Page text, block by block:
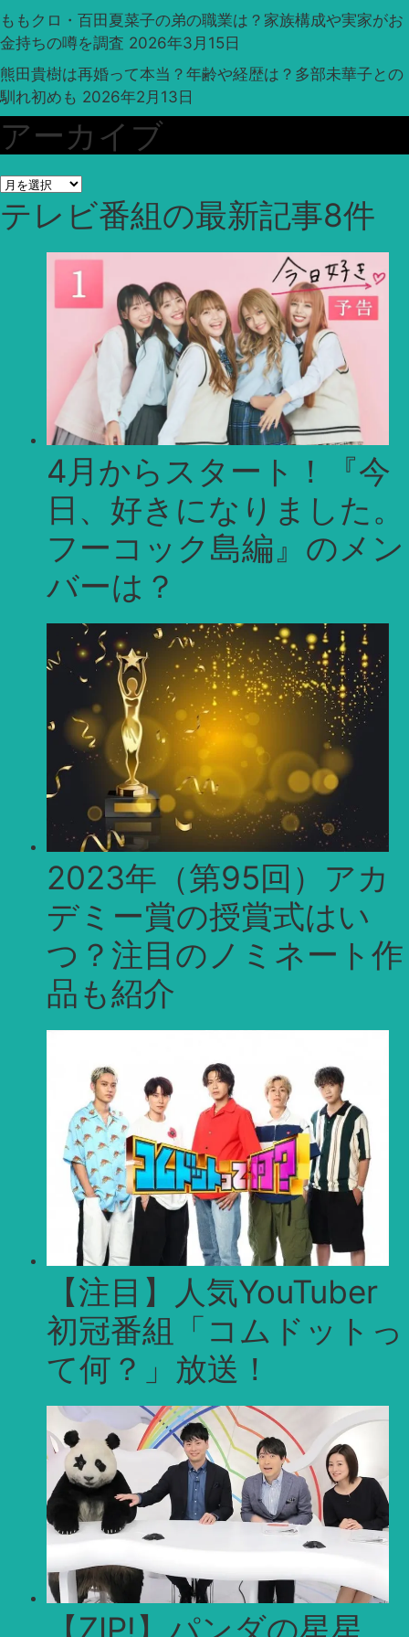
ももクロ・百田夏菜子の弟の職業は？家族構成や実家がお
金持ちの噂を調査 2026年3月15日
熊田貴樹は再婚って本当？年齢や経歴は？多部未華子との
馴れ初めも 2026年2月13日
アーカイブ
ア
ー
カ
テレビ番組の最新記事8件
4月からスタート！『今
日、好きになりました。
フーコック島編』のメン
バーは？
2023年（第95回）アカ
デミー賞の授賞式はい
つ？注目のノミネート作
品も紹介
【注目】人気YouTuber
初冠番組「コムドットっ
て何？」放送！
【ZIP!】パンダの星星